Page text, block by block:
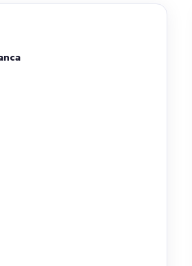
pozisyonuna ekip arkadaşı